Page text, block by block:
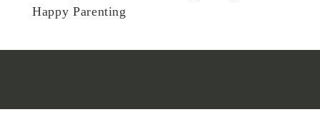
Happy Parenting